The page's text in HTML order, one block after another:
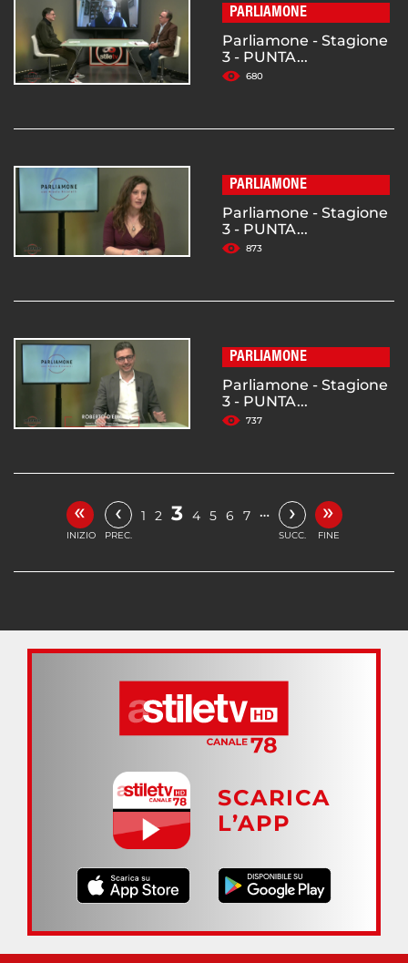
PARLIAMONE
Parliamone - Stagione
3 - PUNTA...
680
PARLIAMONE
Parliamone - Stagione
3 - PUNTA...
873
PARLIAMONE
Parliamone - Stagione
3 - PUNTA...
737
«
INIZIO
‹
PREC.
1 2 3 4 5 6 7 … ›
SUCC.
»
FINE
SCARICA
L’APP